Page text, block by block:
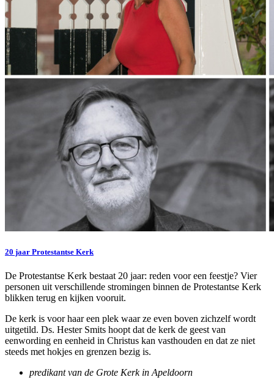
20 jaar Protestantse Kerk
De Protestantse Kerk bestaat 20 jaar: reden voor een feestje? Vier
personen uit verschillende stromingen binnen de Protestantse Kerk
blikken terug en kijken vooruit.
De kerk is voor haar een plek waar ze even boven zichzelf wordt
uitgetild. Ds. Hester Smits hoopt dat de kerk de geest van
eenwording en eenheid in Christus kan vasthouden en dat ze niet
steeds met hokjes en grenzen bezig is.
predikant van de Grote Kerk in Apeldoorn